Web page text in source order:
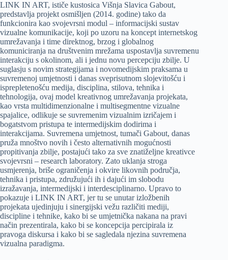
LINK IN ART, ističe kustosica Višnja Slavica Gabout,
predstavlja projekt osmišljen (2014. godine) tako da
funkcionira kao svojevrsni modul – informacijski sustav
vizualne komunikacije, koji po uzoru na koncept internetskog
umrežavanja i time direktnog, brzog i globalnog
komuniciranja na društvenim mrežama uspostavlja suvremenu
interakciju s okolinom, ali i jednu novu percepciju zbilje. U
suglasju s novim strategijama i novomedijskim praksama u
suvremenoj umjetnosti i danas sveprisutnom slojevitošću i
isprepletenošću medija, disciplina, stilova, tehnika i
tehnologija, ovaj model kreativnog umrežavanja projekata,
kao vrsta multidimenzionalne i multisegmentne vizualne
spajalice, odlikuje se suvremenim vizualnim izričajem i
bogatstvom pristupa te intermedijskim dodirima i
interakcijama. Suvremena umjetnost, tumači Gabout, danas
pruža mnoštvo novih i često alternativnih mogućnosti
propitivanja zbilje, postajući tako za sve znatiželjne kreativce
svojevrsni – research laboratory. Zato uklanja stroga
usmjerenja, briše ograničenja i okvire likovnih područja,
tehnika i pristupa, združujući ih i dajući im slobodu
izražavanja, intermedijski i interdesciplinarno. Upravo to
pokazuje i LINK IN ART, jer tu se unutar izložbenih
projekata ujedinjuju i sinergijski vežu različiti mediji,
discipline i tehnike, kako bi se umjetnička nakana na pravi
način prezentirala, kako bi se koncepcija percipirala iz
pravoga diskursa i kako bi se sagledala njezina suvremena
vizualna paradigma.